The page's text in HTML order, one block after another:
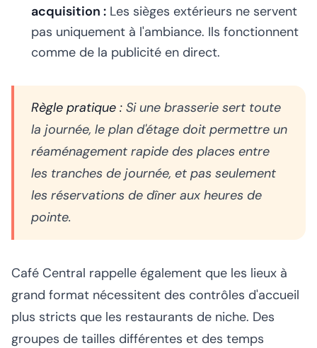
acquisition : Les sièges extérieurs ne servent
pas uniquement à l'ambiance. Ils fonctionnent
comme de la publicité en direct.
Règle pratique : Si une brasserie sert toute
la journée, le plan d'étage doit permettre un
réaménagement rapide des places entre
les tranches de journée, et pas seulement
les réservations de dîner aux heures de
pointe.
Café Central rappelle également que les lieux à
grand format nécessitent des contrôles d'accueil
plus stricts que les restaurants de niche. Des
groupes de tailles différentes et des temps